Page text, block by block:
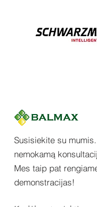
Susisiekite su
nemokamą
Mes taip pat
demonstracijas!